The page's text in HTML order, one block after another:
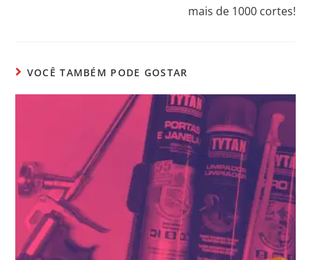
mais de 1000 cortes!
VOCÊ TAMBÉM PODE GOSTAR